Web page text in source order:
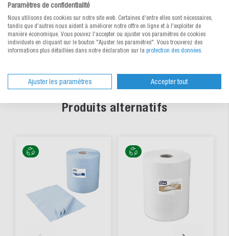
Produits alternatifs
Paramètres de confidentialité
Nous utilisons des cookies sur notre site web. Certaines d'entre elles sont nécessaires,
tandis que d'autres nous aident à améliorer notre offre en ligne et à l'exploiter de
manière économique. Vous pouvez l'accepter ou ajuster vos paramètres de cookies
individuels en cliquant sur le bouton "Ajuster les paramètres". Vous trouverez des
informations plus détaillées dans notre déclaration sur la protection des données
Ajuster les paramètres Accepter tout